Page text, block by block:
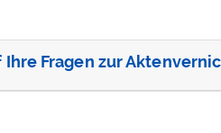
Fragen zur